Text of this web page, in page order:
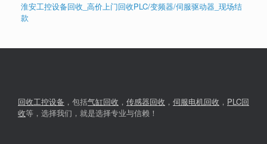
淮安工控设备回收_高价上门回收PLC/变频器/伺服驱动器_现场结
款
回收工控设备 ，包括气缸回收 ， 传感器回收 ， 伺服电机回收 ， PLC回
收等，选择我们，就是选择专业与信赖！